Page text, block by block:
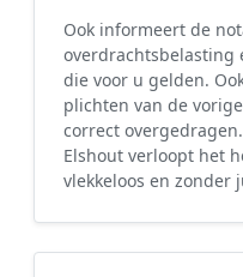
Ook informeert de
overdrachtsbelasting
die voor u gelden.
plichten van de
correct
Elshout verloopt het
vlekkeloos en zonder